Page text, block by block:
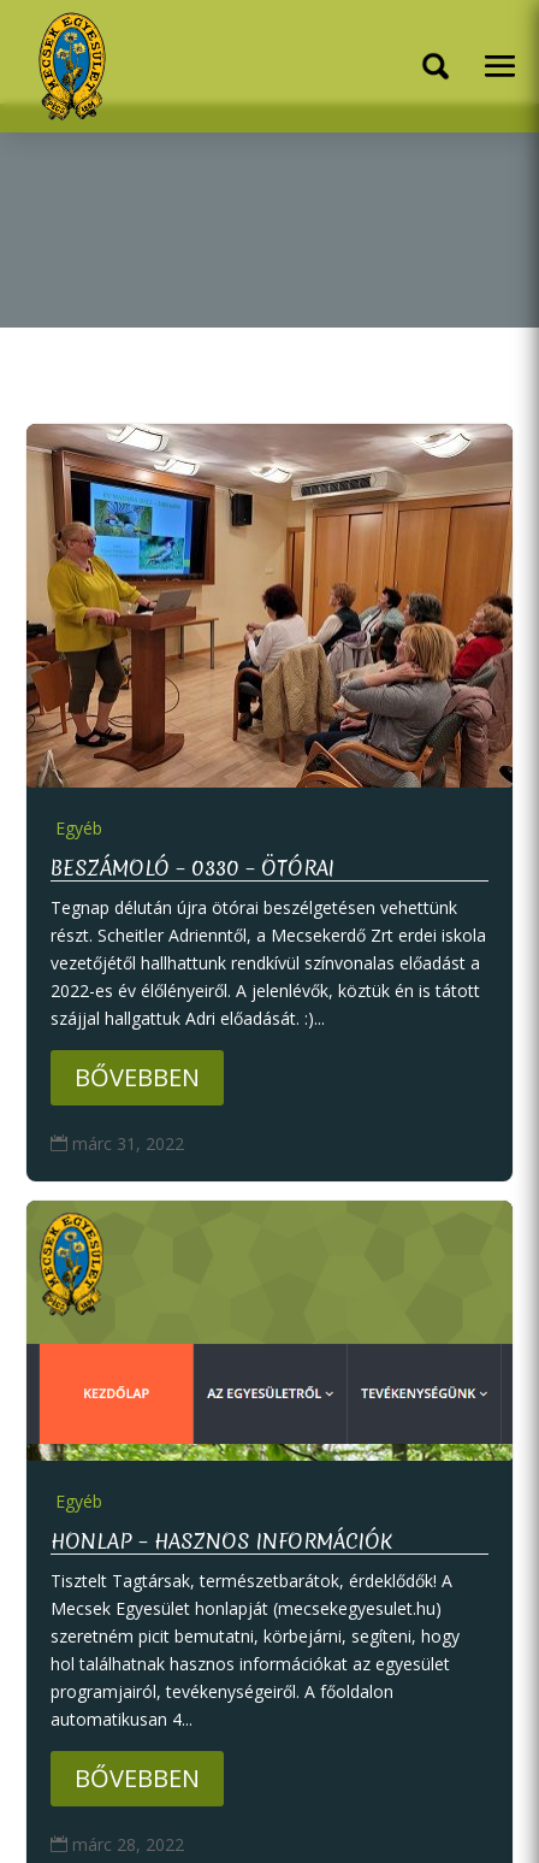
Egyéb
BESZÁMOLÓ – 0330 – ÖTÓRAI
Tegnap délután újra ötórai beszélgetésen vehettünk
részt. Scheitler Adrienntől, a Mecsekerdő Zrt erdei iskola
vezetőjétől hallhattunk rendkívül színvonalas előadást a
2022-es év élőlényeiről. A jelenlévők, köztük én is tátott
szájjal hallgattuk Adri előadását. :)...
BŐVEBBEN
 márc 31, 2022
Egyéb
HONLAP – HASZNOS INFORMÁCIÓK
Tisztelt Tagtársak, természetbarátok, érdeklődők! A
Mecsek Egyesület honlapját (mecsekegyesulet.hu)
szeretném picit bemutatni, körbejárni, segíteni, hogy
hol találhatnak hasznos információkat az egyesület
programjairól, tevékenységeiről. A főoldalon
automatikusan 4...
BŐVEBBEN
 márc 28, 2022